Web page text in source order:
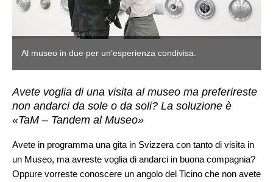
Al museo in due per un’esperienza condivisa.
Avete voglia di una visita al museo ma preferireste
non andarci da sole o da soli? La soluzione è
«TaM – Tandem al Museo»
Avete in programma una gita in Svizzera con tanto di visita in
un Museo, ma avreste voglia di andarci in buona compagnia?
Oppure vorreste conoscere un angolo del Ticino che non avete